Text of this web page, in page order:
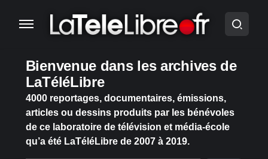
Bienvenue dans les archives de
LaTéléLibre
4000 reportages, documentaires, émissions,
articles ou dessins produits par les bénévoles
de ce laboratoire de télévision et média-école
qu’a été LaTéléLibre de 2007 à 2019.